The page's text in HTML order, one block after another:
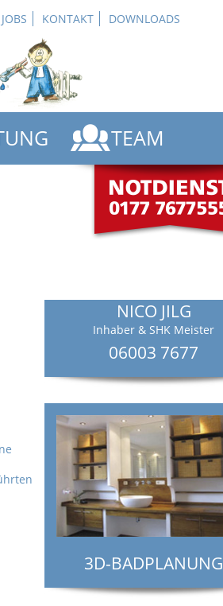
JOBS KONTAKT DOWNLOADS
TEAM
NICO JILG
Inhaber & SHK Meister
06003 7677
3D-BADPLANUNG